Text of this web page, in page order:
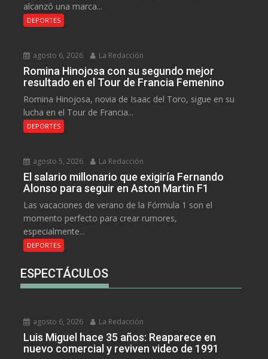
alcanzó una marca...
DEPORTES
agosto 6, 2026 La Redacción
Romina Hinojosa con su segundo mejor
resultado en el Tour de Francia Femenino
Romina Hinojosa, novia de Isaac del Toro, sigue en su
lucha en el Tour de Francia...
DEPORTES
agosto 5, 2026 La Redacción
El salario millonario que exigiría Fernando
Alonso para seguir en Aston Martin F1
Las vacaciones de verano de la Fórmula 1 son el
momento perfecto para crear rumores,
especialmente...
DEPORTES
ESPECTÁCULOS
agosto 6, 2026 La Redacción
Luis Miguel hace 35 años: Reaparece en
nuevo comercial y reviven video de 1991